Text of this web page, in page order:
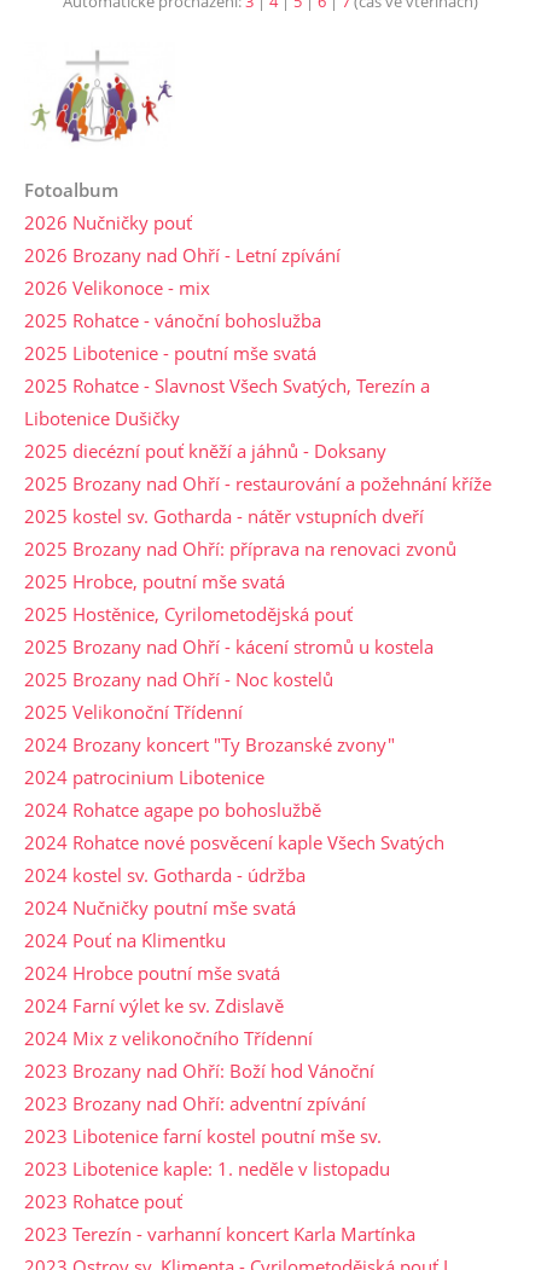
Fotoalbum
2026 Nučničky pouť
2026 Brozany nad Ohří - Letní zpívání
2026 Velikonoce - mix
2025 Rohatce - vánoční bohoslužba
2025 Libotenice - poutní mše svatá
2025 Rohatce - Slavnost Všech Svatých, Terezín a
Libotenice Dušičky
2025 diecézní pouť kněží a jáhnů - Doksany
2025 Brozany nad Ohří - restaurování a požehnání kříže
2025 kostel sv. Gotharda - nátěr vstupních dveří
2025 Brozany nad Ohří: příprava na renovaci zvonů
2025 Hrobce, poutní mše svatá
2025 Hostěnice, Cyrilometodějská pouť
2025 Brozany nad Ohří - kácení stromů u kostela
2025 Brozany nad Ohří - Noc kostelů
2025 Velikonoční Třídenní
2024 Brozany koncert "Ty Brozanské zvony"
2024 patrocinium Libotenice
2024 Rohatce agape po bohoslužbě
2024 Rohatce nové posvěcení kaple Všech Svatých
2024 kostel sv. Gotharda - údržba
2024 Nučničky poutní mše svatá
2024 Pouť na Klimentku
2024 Hrobce poutní mše svatá
2024 Farní výlet ke sv. Zdislavě
2024 Mix z velikonočního Třídenní
2023 Brozany nad Ohří: Boží hod Vánoční
2023 Brozany nad Ohří: adventní zpívání
2023 Libotenice farní kostel poutní mše sv.
2023 Libotenice kaple: 1. neděle v listopadu
2023 Rohatce pouť
2023 Terezín - varhanní koncert Karla Martínka